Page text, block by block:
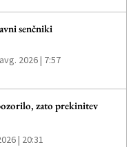
senčniki
2026 | 7:57
zato prekinitev
| 20:31